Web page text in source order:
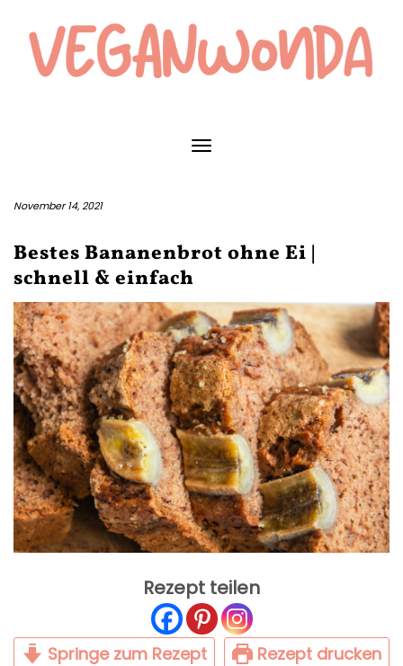
content
Toggle Navigation
November 14, 2021
Bestes Bananenbrot ohne Ei |
schnell & einfach
Rezept teilen
Springe zum Rezept Rezept drucken